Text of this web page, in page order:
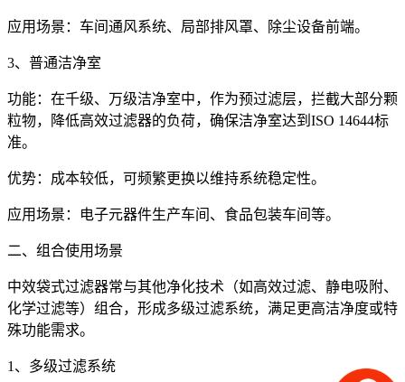
应用场景：车间通风系统、局部排风罩、除尘设备前端。
3、普通洁净室
功能：在千级、万级洁净室中，作为预过滤层，拦截大部分颗
粒物，降低高效过滤器的负荷，确保洁净室达到ISO 14644标
准。
优势：成本较低，可频繁更换以维持系统稳定性。
应用场景：电子元器件生产车间、食品包装车间等。
二、组合使用场景
中效袋式过滤器常与其他净化技术（如高效过滤、静电吸附、
化学过滤等）组合，形成多级过滤系统，满足更高洁净度或特
殊功能需求。
1、多级过滤系统